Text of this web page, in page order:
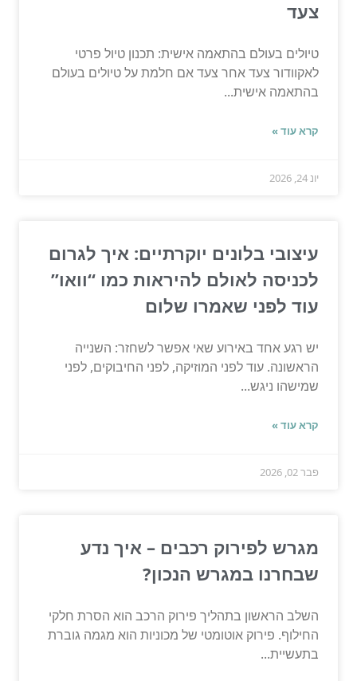
צעד
טיולים בעולם בהתאמה אישית: תכנון טיול פרטי
לאקוודור צעד אחר צעד אם חלמת על טיולים בעולם
בהתאמה אישית...
קרא עוד »
יונ 24, 2026
עיצובי בלונים יוקרתיים: איך לגרום
לכניסה לאולם להיראות כמו “וואו”
עוד לפני שאמרו שלום
יש רגע אחד באירוע שאי אפשר לשחזר: השנייה
הראשונה. עוד לפני המוזיקה, לפני החיבוקים, לפני
שמישהו ניגש...
קרא עוד »
פבר 02, 2026
מגרש לפירוק רכבים – איך נדע
שבחרנו במגרש הנכון?
השלב הראשון בתהליך פירוק הרכב הוא הסרת חלקי
החילוף. פירוק אוטומטי של מכוניות הוא מגמה גוברת
בתעשיית...